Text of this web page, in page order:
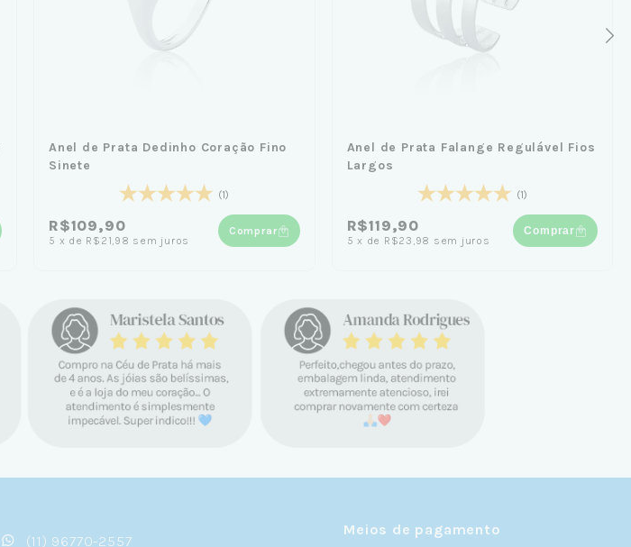
Anel de Prata Dedinho Coração Fino
Sinete
(1)
R$109,90
5 x de R$21,98 sem juros
Comprar
Anel de Prata Falange Regulável Fios
Largos
(1)
R$119,90
5 x de R$23,98 sem juros
Comprar
(11) 96770-2557
Meios de pagamento